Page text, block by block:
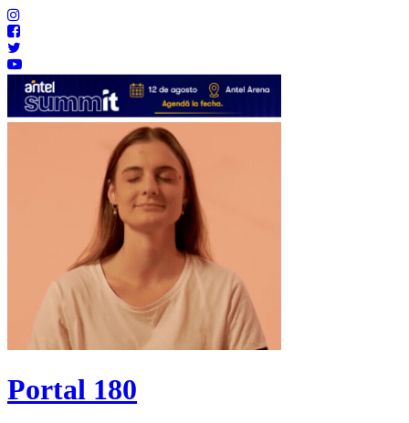
Portal 180